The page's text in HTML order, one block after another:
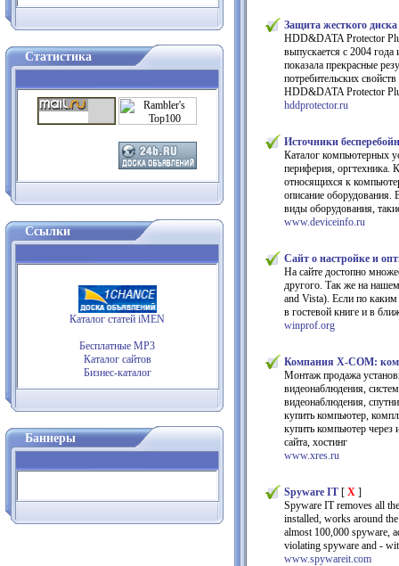
Статистика
Ссылки
Каталог статей iMEN
Бесплатные MP3
Каталог сайтов
Бизнес-каталог
Баннеры
Защита жесткого
HDD&DATA Protector
выпускается с 2004
показала прекрасные
потребительских
HDD&DATA Protector
hddprotector.ru
Источники
Каталог компьютерных
периферия, оргтехника.
относящихся к
описание оборудования.
виды оборудования,
www.deviceinfo.ru
Сайт о настройке и
На сайте достопно
другого. Так же на
and Vista). Если по каким
в гостевой книге и в
winprof.org
Компания X-COM:
Монтаж продажа
видеонаблюдения,
видеонаблюдения,
купить компьютер,
купить компьютер через
сайта, хостинг
www.xres.ru
Spyware IT [ X ]
Spyware IT removes all
installed, works around
almost 100,000 spyware,
violating spyware and -
www.spywareit.com